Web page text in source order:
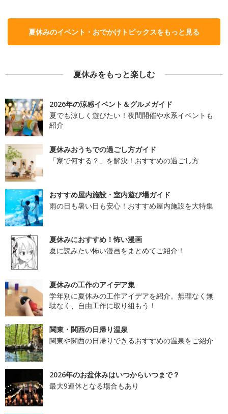
夏休みのイベント・おでかけトピックスをもっと見る
夏休みをもっと楽しむ
2026年の涼感イベント＆グルメガイド
夏でも涼しく遊びたい！夜間開催や水系イベントも
紹介
夏休みおうちでの過ごし方ガイド
「家で何する？」を解決！おすすめの過ごし方
おすすめ屋内施設・室内遊び場ガイド
雨の日も暑い日も安心！おすすめ屋内施設を大特集
夏休みにおすすめ！怖い漫画
夏に読みたい怖い漫画をまとめてご紹介！
夏休みの工作のアイデア集
学年別に夏休みの工作アイデアを紹介。無理なく無
駄なく、自由工作に取り組もう！
関東・関西の日帰り温泉
関東や関西の日帰りできるおすすめの温泉をご紹介
2026年のお盆休みはいつからいつまで？
最大9連休となる場合もあり